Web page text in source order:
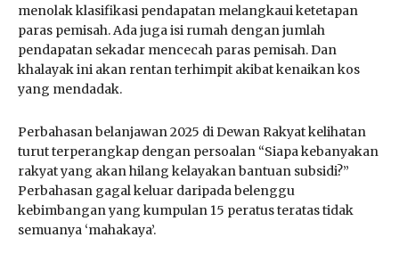
menolak klasifikasi pendapatan melangkaui ketetapan
paras pemisah. Ada juga isi rumah dengan jumlah
pendapatan sekadar mencecah paras pemisah. Dan
khalayak ini akan rentan terhimpit akibat kenaikan kos
yang mendadak.
Perbahasan belanjawan 2025 di Dewan Rakyat kelihatan
turut terperangkap dengan persoalan “Siapa kebanyakan
rakyat yang akan hilang kelayakan bantuan subsidi?”
Perbahasan gagal keluar daripada belenggu
kebimbangan yang kumpulan 15 peratus teratas tidak
semuanya ‘mahakaya’.